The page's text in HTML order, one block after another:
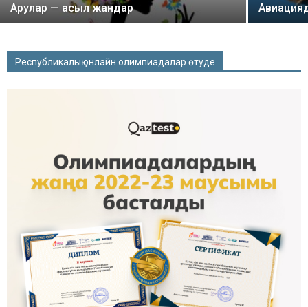
Арулар — асыл жандар
Республикалық онлайн олимпиадалар өтуде